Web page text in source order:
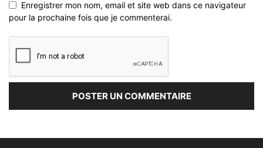
Enregistrer mon nom, email et site web dans ce navigateur
pour la prochaine fois que je commenterai.